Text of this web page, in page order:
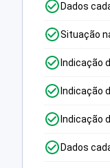
Dados
Situação
Indicação
Indicação
Indicação
Dados